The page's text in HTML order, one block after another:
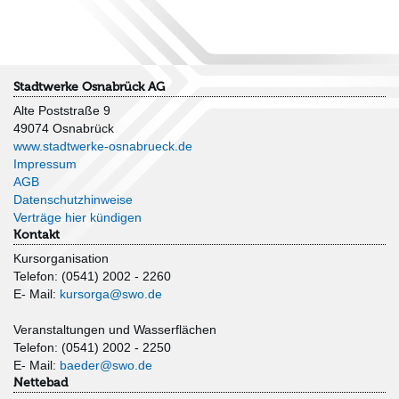
Stadtwerke Osnabrück AG
Alte Poststraße 9
49074 Osnabrück
www.stadtwerke-osnabrueck.de
Impressum
AGB
Datenschutzhinweise
Verträge hier kündigen
Kontakt
Kursorganisation
Telefon: (0541) 2002 - 2260
E- Mail: kursorga@swo.de
Veranstaltungen und Wasserflächen
Telefon: (0541) 2002 - 2250
E- Mail: baeder@swo.de
Nettebad